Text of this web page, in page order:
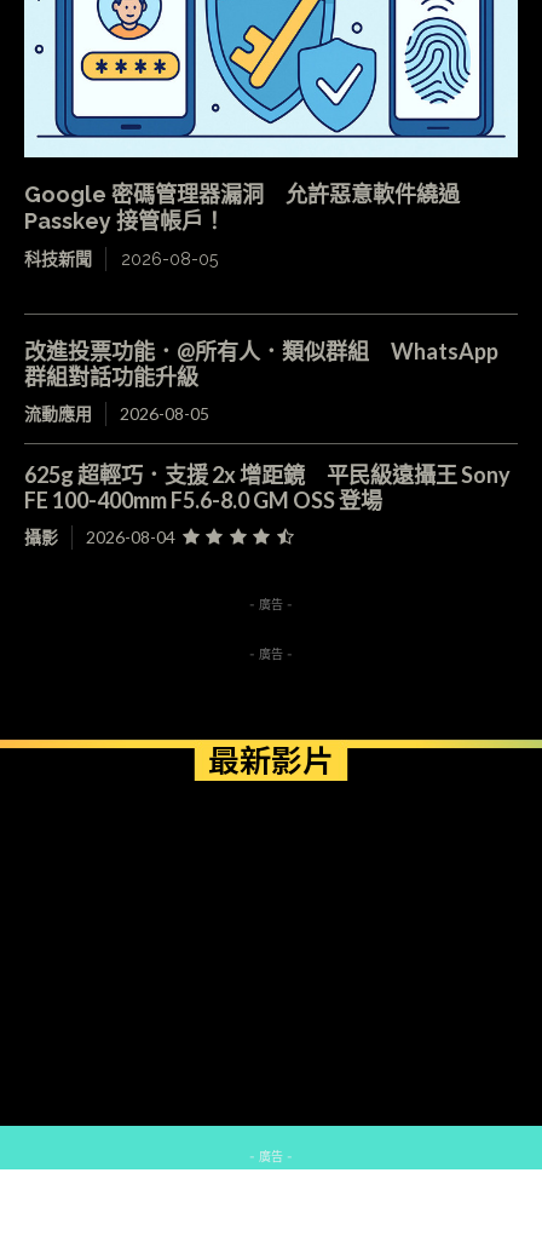
Google 密碼管理器漏洞 允許惡意軟件繞過
Passkey 接管帳戶！
科技新聞 2026-08-05
改進投票功能．@所有人．類似群組 WhatsApp
群組對話功能升級
流動應用 2026-08-05
625g 超輕巧．支援 2x 增距鏡 平民級遠攝王 Sony
FE 100-400mm F5.6-8.0 GM OSS 登場
攝影 2026-08-04
- 廣告 -
- 廣告 -
最新影片
- 廣告 -